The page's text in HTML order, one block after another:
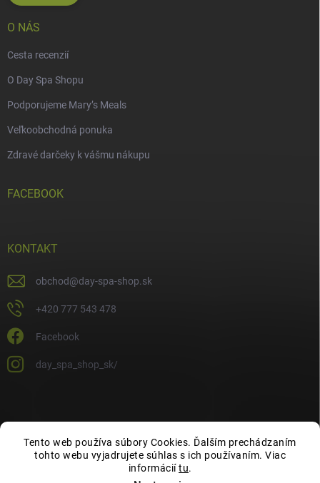
Tento web používa súbory Cookies. Ďalším prechádzaním
tohto webu vyjadrujete súhlas s ich používaním. Viac
informáciítu.
O NÁS
Cesta recenzií
O Day Spa Shopu
Podporujeme Mary’s Meals
Veľkoobchodná ponuka
Zdravé darčeky k vášmu nákupu
FACEBOOK
KONTAKT
obchod@day-spa-shop.sk
+420 777 543 478
Facebook
day_spa_shop_sk/